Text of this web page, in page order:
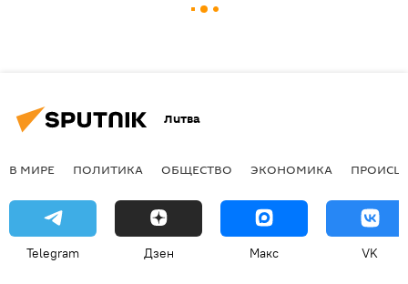
Литва
В МИРЕ ПОЛИТИКА ОБЩЕСТВО ЭКОНОМИКА
Telegram Дзен Макс VK